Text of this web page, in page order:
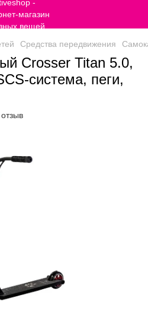
Средства передвижения
Crosser Titan 5.0,
система, пеги,